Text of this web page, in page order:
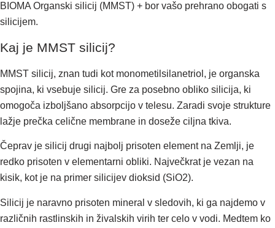
BIOMA Organski silicij (MMST) + bor vašo prehrano obogati s
silicijem.
Kaj je MMST silicij?
MMST silicij, znan tudi kot monometilsilanetriol, je organska
spojina, ki vsebuje silicij. Gre za posebno obliko silicija, ki
omogoča izboljšano absorpcijo v telesu. Zaradi svoje strukture
lažje prečka celične membrane in doseže ciljna tkiva.
Čeprav je silicij drugi najbolj prisoten element na Zemlji, je
redko prisoten v elementarni obliki. Največkrat je vezan na
kisik, kot je na primer silicijev dioksid (SiO2).
Silicij je naravno prisoten mineral v sledovih, ki ga najdemo v
različnih rastlinskih in živalskih virih ter celo v vodi. Medtem ko